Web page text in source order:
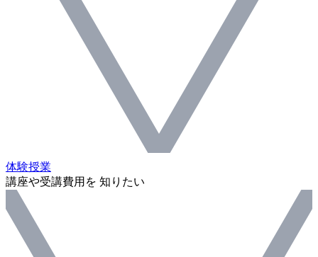
体験授業
講座や受講費用を 知りたい